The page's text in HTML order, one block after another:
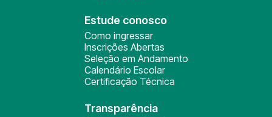
Estude conosco
Como ingressar
Inscrições Abertas
Seleção em Andamento
Calendário Escolar
Certificação Técnica
Transparência